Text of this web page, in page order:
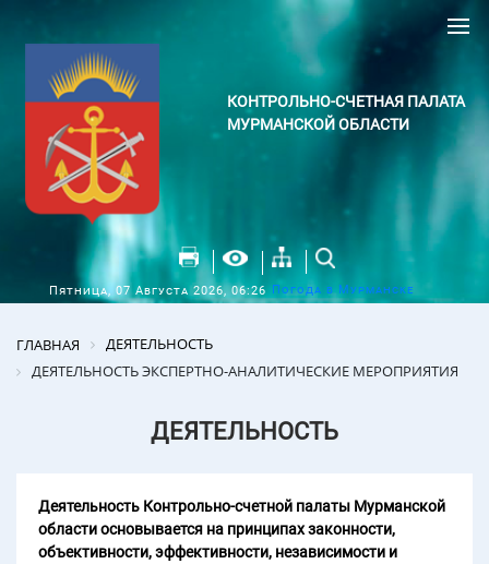
КОНТРОЛЬНО-СЧЕТНАЯ ПАЛАТА
МУРМАНСКОЙ ОБЛАСТИ
Пятница, 07 Августа 2026, 06:26 Погода в Мурманске
ГЛАВНАЯ
ДЕЯТЕЛЬНОСТЬ
ДЕЯТЕЛЬНОСТЬ ЭКСПЕРТНО-АНАЛИТИЧЕСКИЕ МЕРОПРИЯТИЯ
ДЕЯТЕЛЬНОСТЬ
Деятельность Контрольно-счетной палаты Мурманской
области основывается на принципах законности,
объективности, эффективности, независимости и